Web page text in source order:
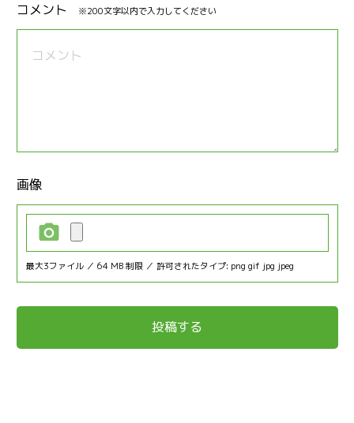
コメント ※200文字以内で入力してください
画像
最大3ファイル ／ 64 MB 制限 ／ 許可されたタイプ: png gif jpg jpeg